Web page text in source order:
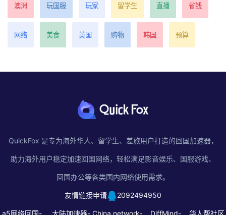
澳洲 玩国服 玩家 留学生 直播 省钱
网络 美食 英国 购物 韩国 预算
QuickFox 是专为海外华人、留学生、差旅用户打造的回国加速器，
助力海外用户稳定加速回国网络，轻松满足影音娱乐、国服游戏、
回国办公等各类国内网络使用需求。
友情链接申请 2092494950